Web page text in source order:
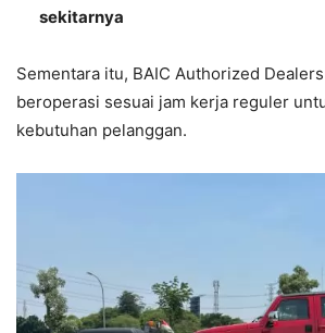
sekitarnya
Sementara itu, BAIC Authorized
beroperasi sesuai jam kerja reguler
kebutuhan pelanggan.